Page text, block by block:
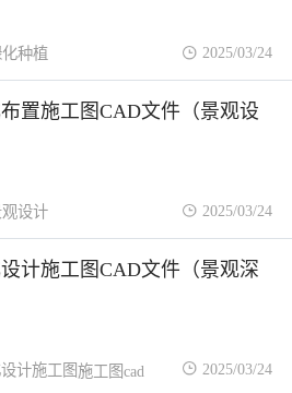
种植 2025/03/24
置施工图CAD文件（景观设
观设计 2025/03/24
计施工图CAD文件（景观深
计施工图施工图cad 2025/03/24